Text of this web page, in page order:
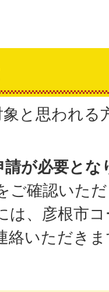
と思われる
請が必要とな
ご確認いた
は、彦根市
絡いただき